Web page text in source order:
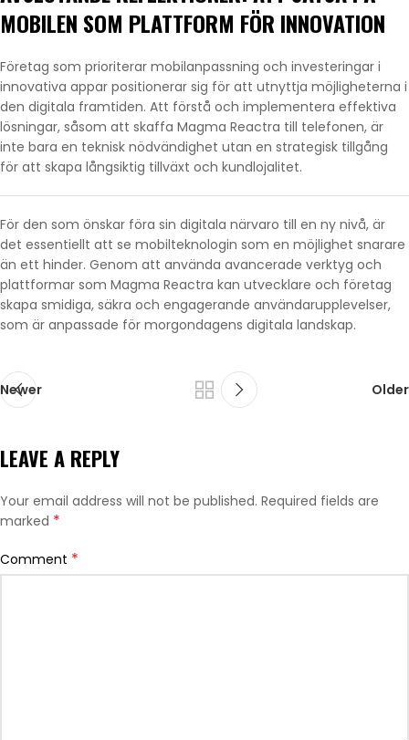
MOBILEN SOM PLATTFORM FÖR INNOVATION
Företag som prioriterar mobilanpassning och investeringar i
innovativa appar positionerar sig för att utnyttja möjligheterna i
den digitala framtiden. Att förstå och implementera effektiva
lösningar, såsom att skaffa Magma Reactra till telefonen, är
inte bara en teknisk nödvändighet utan en strategisk tillgång
för att skapa långsiktig tillväxt och kundlojalitet.
För den som önskar föra sin digitala närvaro till en ny nivå, är
det essentiellt att se mobilteknologin som en möjlighet snarare
än ett hinder. Genom att använda avancerade verktyg och
plattformar som Magma Reactra kan utvecklare och företag
skapa smidiga, säkra och engagerande användarupplevelser,
som är anpassade för morgondagens digitala landskap.
Newer Older
LEAVE A REPLY
Your email address will not be published. Required fields are
marked *
Comment *